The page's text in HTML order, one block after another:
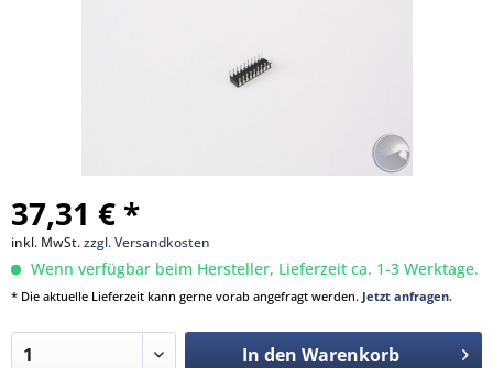
37,31 € *
inkl. MwSt.zzgl. Versandkosten
Wenn verfügbar beim Hersteller, Lieferzeit ca. 1-3 Werktage.
* Die aktuelle Lieferzeit kann gerne vorab angefragt werden. Jetzt anfragen.
In den Warenkorb